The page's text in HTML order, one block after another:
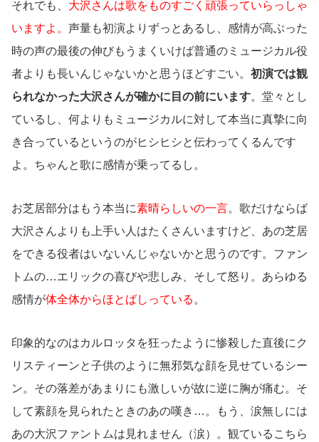
それでも、 大沢さんは歌をものすごく頑張っていらっしゃ
いますよ。 声量も初演よりずっとあるし、感情が高ぶった
時の声の最後の伸びもうまくいけば普通のミュージカル役
者よりも長いんじゃないかと思うほどすごい。 初演では観
られなかった大沢さんが確かに目の前にいます。堂々とし
ているし、何よりもミュージカルに対して本当に真摯に向
き合っているというのがヒシヒシと伝わってくるんです
よ。ちゃんと歌に感情が乗ってるし。
お芝居部分はもう本当に素晴らしいの一言。歌だけならば
大沢さんよりも上手い人はたくさんいますけど、あの芝居
をできる役者はいないんじゃないかと思うのです。ファン
トムの…エリックの喜びや悲しみ、そして怒り。あらゆる
感情が体全体からほとばしっている 。
印象的なのはカルロッタを狂ったように惨殺した直後にク
リスティーンと子供のように無邪気な顔を見せているシー
ン。その落差があまりにも激しいが故に逆に胸が痛む。そ
して素顔を見られたときのあの嘆き…。もう、涙無しには
あの大沢ファントムは見れません（涙）。観ているこちら